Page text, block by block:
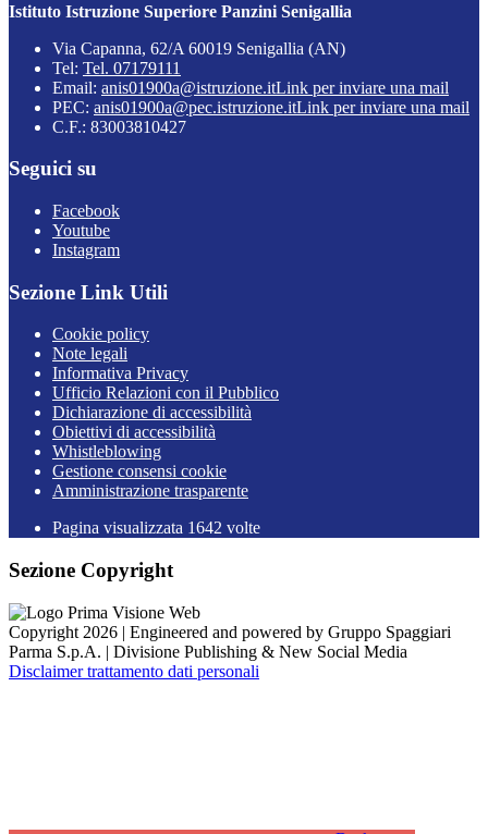
Istituto Istruzione Superiore Panzini Senigallia
Via Capanna, 62/A 60019 Senigallia (AN)
Tel: Tel. 07179111
Email: anis01900a@istruzione.itLink per inviare una mail
PEC: anis01900a@pec.istruzione.itLink per inviare una mail
C.F.: 83003810427
Seguici su
Facebook
Youtube
Instagram
Sezione Link Utili
Cookie policy
Note legali
Informativa Privacy
Ufficio Relazioni con il Pubblico
Dichiarazione di accessibilità
Obiettivi di accessibilità
Whistleblowing
Gestione consensi cookie
Amministrazione trasparente
Pagina visualizzata 1642 volte
Sezione Copyright
Copyright 2026 | Engineered and powered by Gruppo Spaggiari
Parma S.p.A. | Divisione Publishing & New Social Media
Disclaimer trattamento dati personali